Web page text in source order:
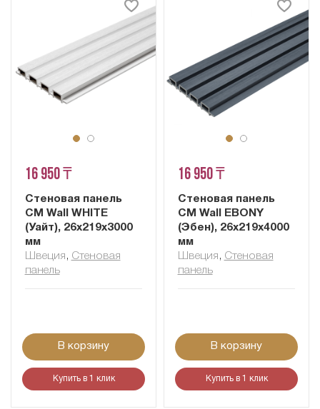
16 950 ₸
Стеновая панель
CM Wall WHITE
(Уайт), 26x219x3000
мм
Швеция , Cтеновая
панель
В корзину
Купить в 1 клик
16 950 ₸
Стеновая панель
CM Wall EBONY
(Эбен), 26x219x4000
мм
Швеция , Cтеновая
панель
В корзину
Купить в 1 клик